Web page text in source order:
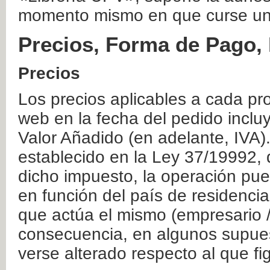
momento mismo en que curse
Precios, Forma de
Precios
Los precios aplicables a cada
web en la fecha del pedido
Valor Añadido (en adelante,
establecido en la Ley 37/
dicho impuesto, la operación
en función del país de
que actúa el mismo
consecuencia, en algunos
verse alterado respecto al que